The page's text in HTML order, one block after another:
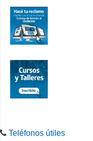
Teléfonos útiles